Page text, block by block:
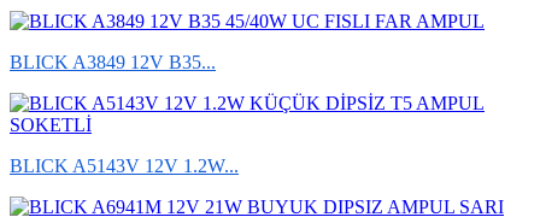
BLICK A3849 12V B35...
BLICK A5143V 12V 1.2W...